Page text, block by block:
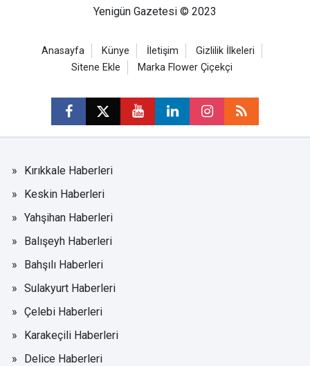
Yenigün Gazetesi © 2023
Anasayfa Künye İletişim
Gizlilik İlkeleri
Sitene Ekle
Marka Flower Çiçekçi
Kırıkkale Haberleri
Keskin Haberleri
Yahşihan Haberleri
Balışeyh Haberleri
Bahşılı Haberleri
Sulakyurt Haberleri
Çelebi Haberleri
Karakeçili Haberleri
Delice Haberleri